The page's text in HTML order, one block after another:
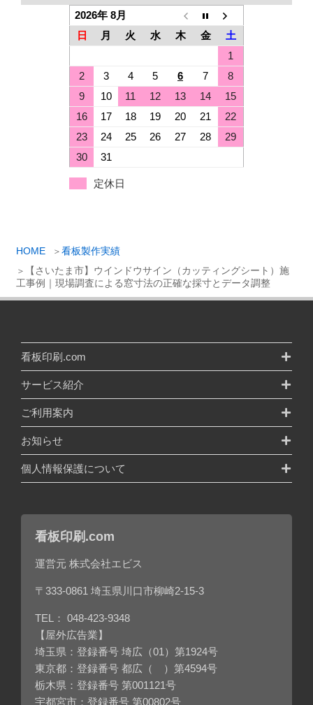
HOME
看板製作実績
【さいたま市】ウインドウサイン（カッティングシート）施
工事例｜現場調査による窓寸法の正確な採寸とデータ調整
2026年 8月
日
月 火 水 木 金
土
1
2
3 4 5 6 7
8
9
10 11 12 13 14
15
16
17 18 19 20 21
22
23
24 25 26 27 28
29
30
31
定休日
看板印刷.com
サービス紹介
ご利用案内
お知らせ
個人情報保護について
看板印刷.com
運営元 株式会社エビス
〒333-0861 埼玉県川口市柳崎2-15-3
TEL： 048-423-9348
【屋外広告業】
埼玉県：登録番号 埼広（01）第1924号
東京都：登録番号 都広（ ）第4594号
栃木県：登録番号 第001121号
宇都宮市：登録番号 第00802号